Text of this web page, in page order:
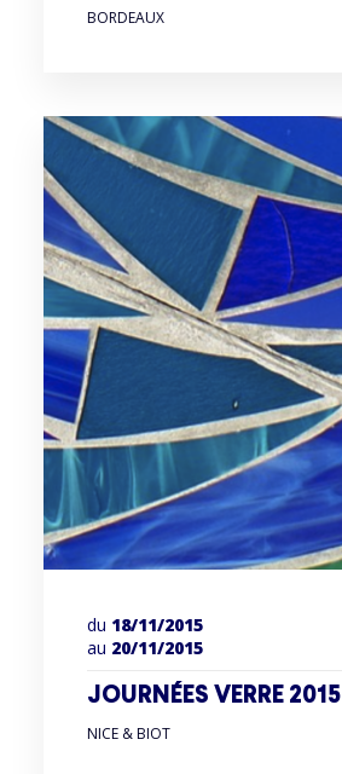
BORDEAUX
du 18/11/2015
au 20/11/2015
JOURNÉES VERRE 2015
NICE & BIOT